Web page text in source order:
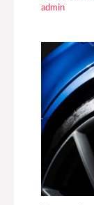
admin